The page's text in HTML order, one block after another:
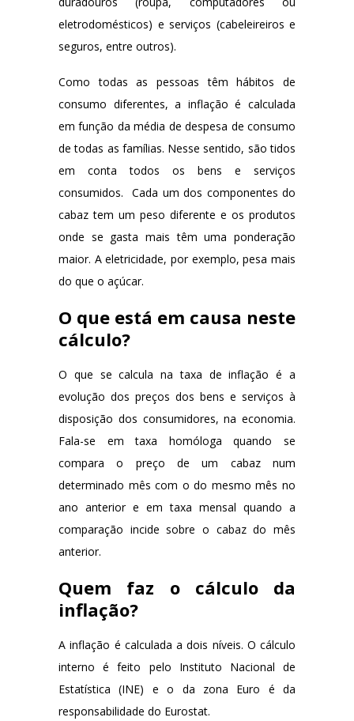
eletrodomésticos) e serviços (cabeleireiros e
seguros, entre outros).
Como todas as pessoas têm hábitos de
consumo diferentes, a inflação é calculada
em função da média de despesa de consumo
de todas as famílias. Nesse sentido, são tidos
em conta todos os bens e serviços
consumidos. Cada um dos componentes do
cabaz tem um peso diferente e os produtos
onde se gasta mais têm uma ponderação
maior. A eletricidade, por exemplo, pesa mais
do que o açúcar.
O que está em causa neste
cálculo?
O que se calcula na taxa de inflação é a
evolução dos preços dos bens e serviços à
disposição dos consumidores, na economia.
Fala-se em taxa homóloga quando se
compara o preço de um cabaz num
determinado mês com o do mesmo mês no
ano anterior e em taxa mensal quando a
comparação incide sobre o cabaz do mês
anterior.
Quem faz o cálculo da
inflação?
A inflação é calculada a dois níveis. O cálculo
interno é feito pelo Instituto Nacional de
Estatística (INE) e o da zona Euro é da
responsabilidade do Eurostat.